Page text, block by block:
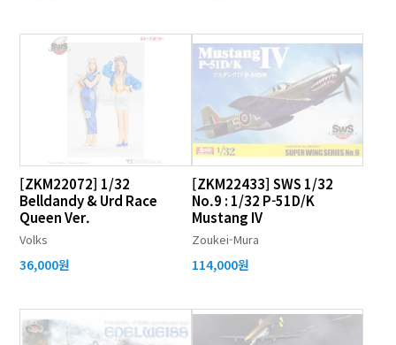
[ZKM22072] 1/32
Belldandy & Urd Race
Queen Ver.
Volks
36,000원
[ZKM22433] SWS 1/32
No.9 : 1/32 P-51D/K
Mustang IV
Zoukei-Mura
114,000원